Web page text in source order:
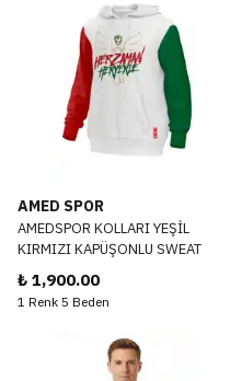
AMED SPOR
AMEDSPOR KOLLARI YEŞİL
KIRMIZI KAPÜŞONLU SWEAT
₺ 1,900.00
1 Renk 5 Beden